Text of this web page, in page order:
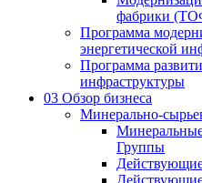
фабрики
Программа
энергетической
Программа
инфраструктуры
03 Обзор бизнеса
Минерально-
Группы